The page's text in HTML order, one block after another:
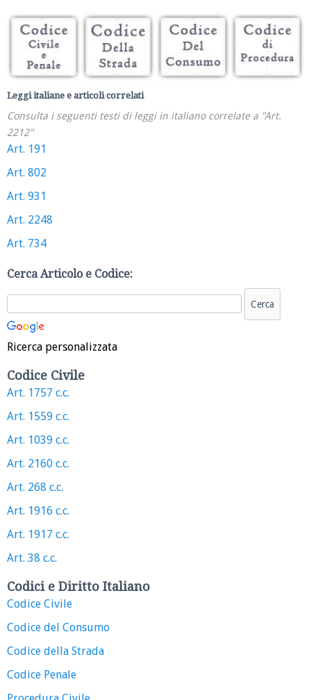
Leggi italiane e articoli correlati
Consulta i seguenti testi di leggi in italiano correlate a "Art.
2212"
Art. 191
Art. 802
Art. 931
Art. 2248
Art. 734
Cerca Articolo e Codice:
Ricerca personalizzata
Codice Civile
Art. 1757 c.c.
Art. 1559 c.c.
Art. 1039 c.c.
Art. 2160 c.c.
Art. 268 c.c.
Art. 1916 c.c.
Art. 1917 c.c.
Art. 38 c.c.
Codici e Diritto Italiano
Codice Civile
Codice del Consumo
Codice della Strada
Codice Penale